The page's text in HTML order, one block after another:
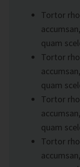
Tortor
quam
Tortor
quam
Tortor
quam
Tortor